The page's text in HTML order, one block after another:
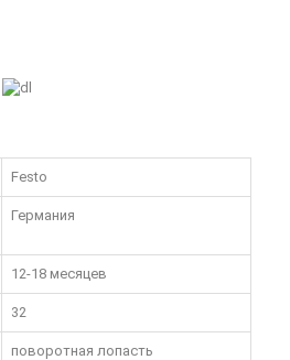
Festo
Германия
12-18 месяцев
32
поворотная лопасть